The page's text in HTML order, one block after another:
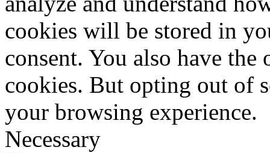
cookies will be stored in
consent. You also have
cookies. But opting out of
your browsing experience.
Necessary